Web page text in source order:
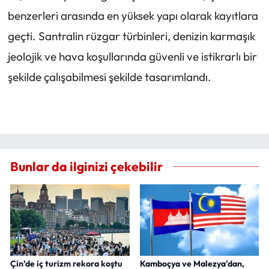
benzerleri arasında en yüksek yapı olarak kayıtlara
geçti. Santralin rüzgar türbinleri, denizin karmaşık
jeolojik ve hava koşullarında güvenli ve istikrarlı bir
şekilde çalışabilmesi şekilde tasarımlandı.
Bunlar da ilginizi çekebilir
Çin’de iç turizm rekora koştu
Kamboçya ve Malezya'dan,